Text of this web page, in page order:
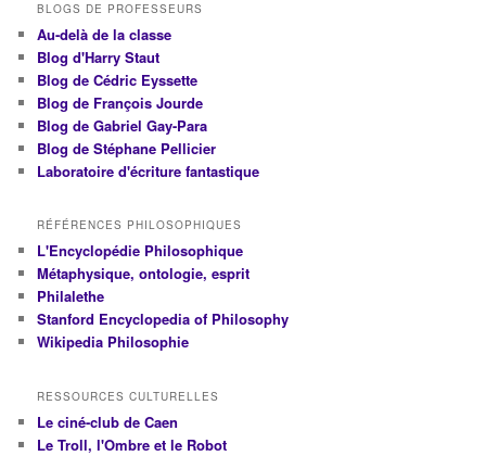
BLOGS DE PROFESSEURS
Au-delà de la classe
Blog d'Harry Staut
Blog de Cédric Eyssette
Blog de François Jourde
Blog de Gabriel Gay-Para
Blog de Stéphane Pellicier
Laboratoire d'écriture fantastique
RÉFÉRENCES PHILOSOPHIQUES
L'Encyclopédie Philosophique
Métaphysique, ontologie, esprit
Philalethe
Stanford Encyclopedia of Philosophy
Wikipedia Philosophie
RESSOURCES CULTURELLES
Le ciné-club de Caen
Le Troll, l'Ombre et le Robot